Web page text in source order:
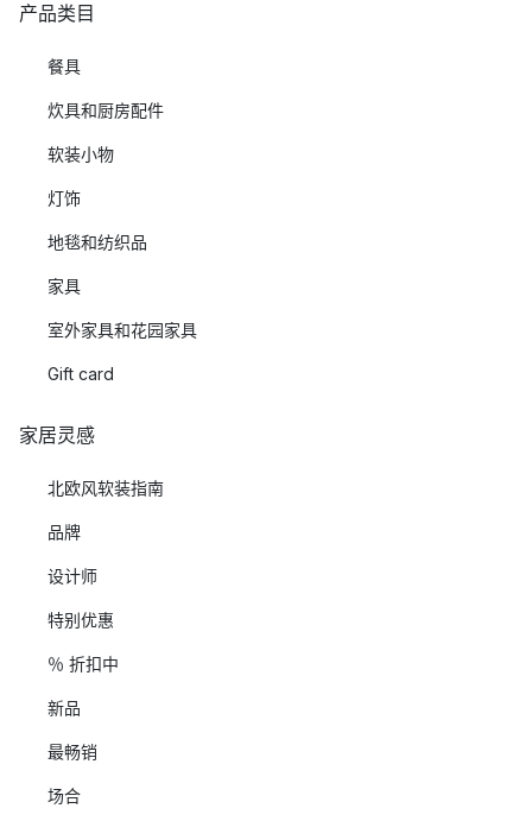
产品类目
餐具
炊具和厨房配件
软装小物
灯饰
地毯和纺织品
家具
室外家具和花园家具
Gift card
家居灵感
北欧风软装指南
品牌
设计师
特别优惠
％ 折扣中
新品
最畅销
场合